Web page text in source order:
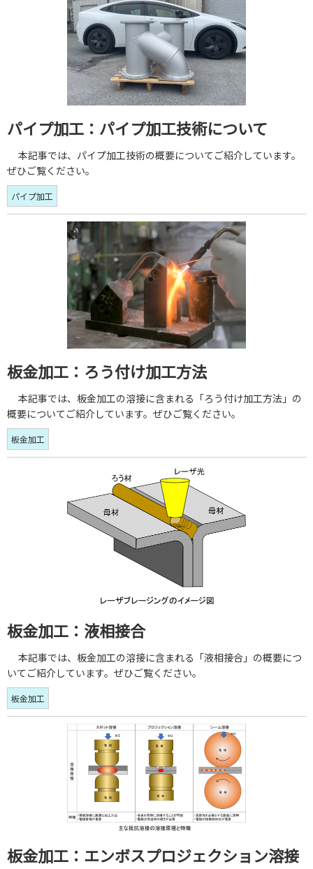
パイプ加工：パイプ加工技術について
本記事では、パイプ加工技術の概要についてご紹介しています。
ぜひご覧ください。
パイプ加工
板金加工：ろう付け加工方法
本記事では、板金加工の溶接に含まれる「ろう付け加工方法」の
概要についてご紹介しています。ぜひご覧ください。
板金加工
板金加工：液相接合
本記事では、板金加工の溶接に含まれる「液相接合」の概要につ
いてご紹介しています。ぜひご覧ください。
板金加工
板金加工：エンボスプロジェクション溶接